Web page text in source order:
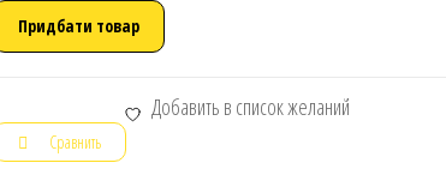
Придбати товар
Добавить в список желаний
Сравнить